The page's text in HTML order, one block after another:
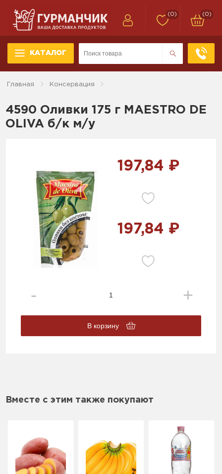
КАТАЛОГ
(0) (0)
Главная Консервация
4590 Оливки 175 г MAESTRO DE
OLIVA б/к м/у
197,84 ₽
197,84 ₽
В корзину
Вместе с этим также покупают